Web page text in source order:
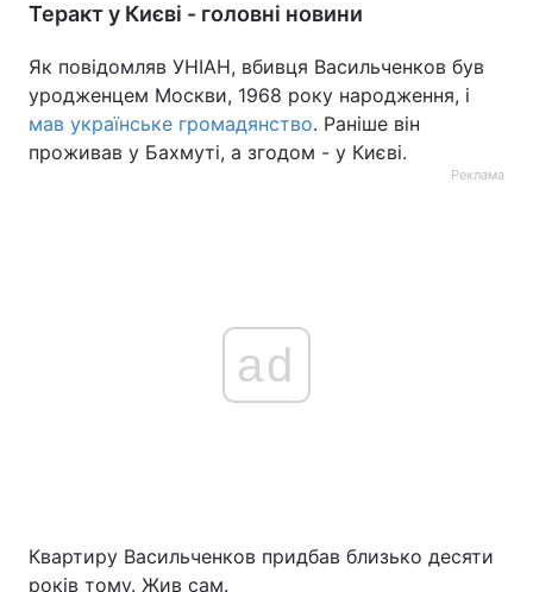
Теракт у Києві - головні новини
Як повідомляв УНІАН, вбивця Васильченков був
уродженцем Москви, 1968 року народження, і
мав українське громадянство. Раніше він
проживав у Бахмуті, а згодом - у Києві.
Реклама
ad
Квартиру Васильченков придбав близько десяти
років тому. Жив сам.